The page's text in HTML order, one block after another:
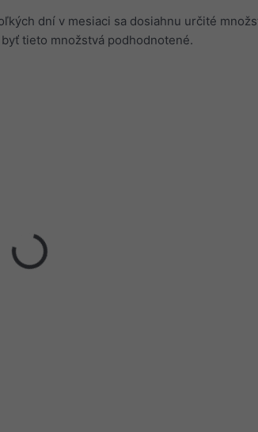
dní v mesiaci sa dosiahnu určité
tieto množstvá podhodnotené.